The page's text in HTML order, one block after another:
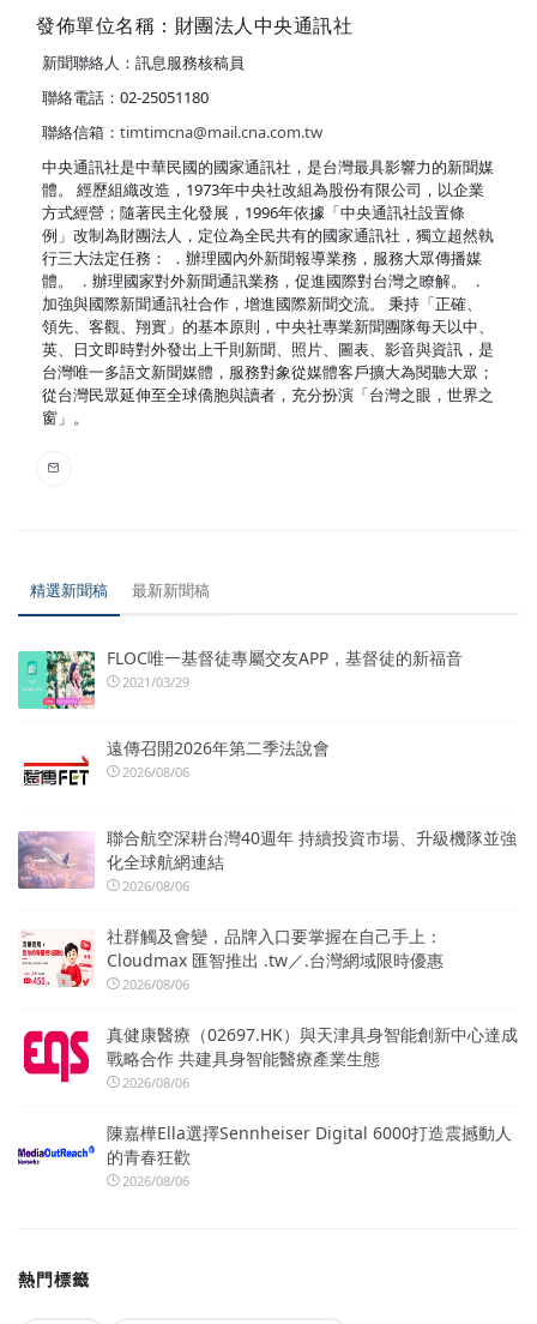
發佈單位名稱：財團法人中央通訊社
新聞聯絡人：訊息服務核稿員
聯絡電話：02-25051180
聯絡信箱： timtimcna@mail.cna.com.tw
中央通訊社是中華民國的國家通訊社，是台灣最具影響力的新聞媒
體。 經歷組織改造，1973年中央社改組為股份有限公司，以企業
方式經營；隨著民主化發展，1996年依據「中央通訊社設置條
例」改制為財團法人，定位為全民共有的國家通訊社，獨立超然執
行三大法定任務： ．辦理國內外新聞報導業務，服務大眾傳播媒
體。 ．辦理國家對外新聞通訊業務，促進國際對台灣之瞭解。 ．
加強與國際新聞通訊社合作，增進國際新聞交流。 秉持「正確、
領先、客觀、翔實」的基本原則，中央社專業新聞團隊每天以中、
英、日文即時對外發出上千則新聞、照片、圖表、影音與資訊，是
台灣唯一多語文新聞媒體，服務對象從媒體客戶擴大為閱聽大眾；
從台灣民眾延伸至全球僑胞與讀者，充分扮演「台灣之眼，世界之
窗」。
精選新聞稿 最新新聞稿
FLOC唯一基督徒專屬交友APP，基督徒的新福音
2021/03/29
遠傳召開2026年第二季法說會
2026/08/06
聯合航空深耕台灣40週年 持續投資市場、升級機隊並強
化全球航網連結
2026/08/06
社群觸及會變，品牌入口要掌握在自己手上：
Cloudmax 匯智推出 .tw／.台灣網域限時優惠
2026/08/06
真健康醫療（02697.HK）與天津具身智能創新中心達成
戰略合作 共建具身智能醫療產業生態
2026/08/06
陳嘉樺Ella選擇Sennheiser Digital 6000打造震撼動人
的青春狂歡
2026/08/06
熱門標籤